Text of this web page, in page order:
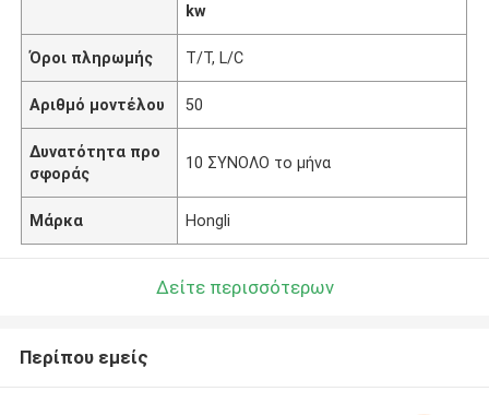
kw
Όροι πληρωμής T/T, L/C
Αριθμό μοντέλου 50
Δυνατότητα προ
σφοράς
10 ΣΥΝΟΛΟ το μήνα
Μάρκα Hongli
Δείτε περισσότερων
Περίπου εμείς